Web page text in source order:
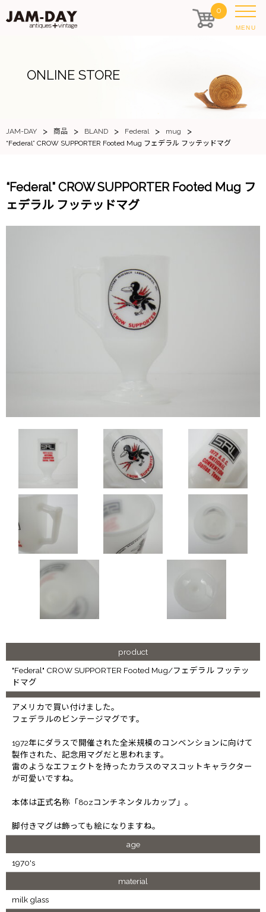
0
MENU
ONLINE STORE
JAM-DAY > 商品 > BLAND > Federal > mug >
“Federal” CROW SUPPORTER Footed Mug フェデラル フッテッドマグ
“Federal” CROW SUPPORTER Footed Mug フ
ェデラル フッテッドマグ
product
"Federal" CROW SUPPORTER Footed Mug/フェデラル フッテッ
ドマグ
アメリカで買い付けました。
フェデラルのビンテージマグです。
1972年にダラスで開催された全米規模のコンベンションに向けて
製作された、記念用マグだと思われます。
雷のようなエフェクトを持ったカラスのマスコットキャラクター
が可愛いですね。
本体は正式名称「8ozコンチネンタルカップ」。
脚付きマグは飾っても絵になりますね。
age
1970's
material
milk glass